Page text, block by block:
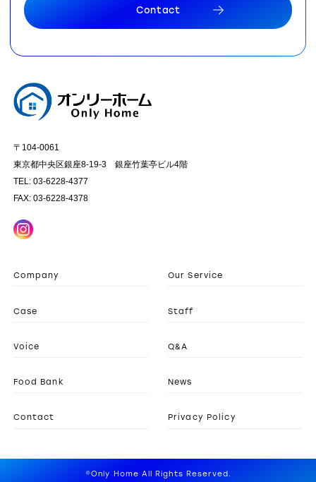
Contact
〒104-0061
東京都中央区銀座8-19-3 銀座竹葉亭ビル4階
TEL: 03-6228-4377
FAX: 03-6228-4378
Company Our Service
Case Staff
Voice Q&A
Food Bank News
Contact Privacy Policy
©Only Home All Rights Reserved.